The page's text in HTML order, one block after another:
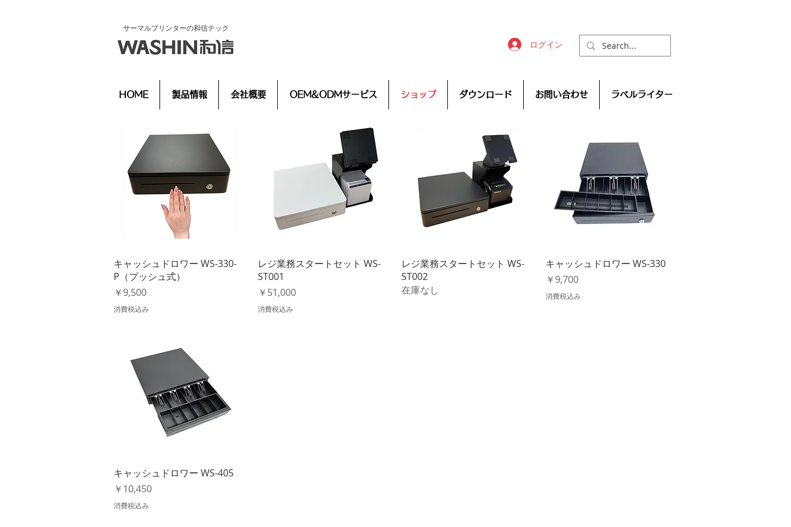
​サーマルプリンターの和信テック
ログイン
HOME 製品情報 会社概要 OEM&ODMサービス ショップ ダウンロード お問い合わせ ラベルライター
クイックビュー
キャッシュドロワー WS-330-
P（プッシュ式）
価格
￥9,500
消費税込み
クイックビュー
レジ業務スタートセット WS-
ST001
価格
￥51,000
消費税込み
クイックビュー
レジ業務スタートセット WS-
ST002
在庫なし
クイックビュー
キャッシュドロワー WS-330
価格
￥9,700
消費税込み
クイックビュー
キャッシュドロワー WS-405
価格
￥10,450
消費税込み